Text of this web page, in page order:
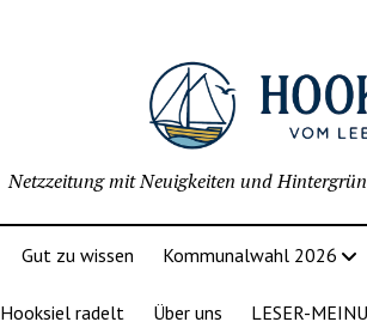
Netzzeitung mit Neuigkeiten und
Gut zu wissen Kommunalwahl 2026
Hooksiel radelt Über uns LESER-